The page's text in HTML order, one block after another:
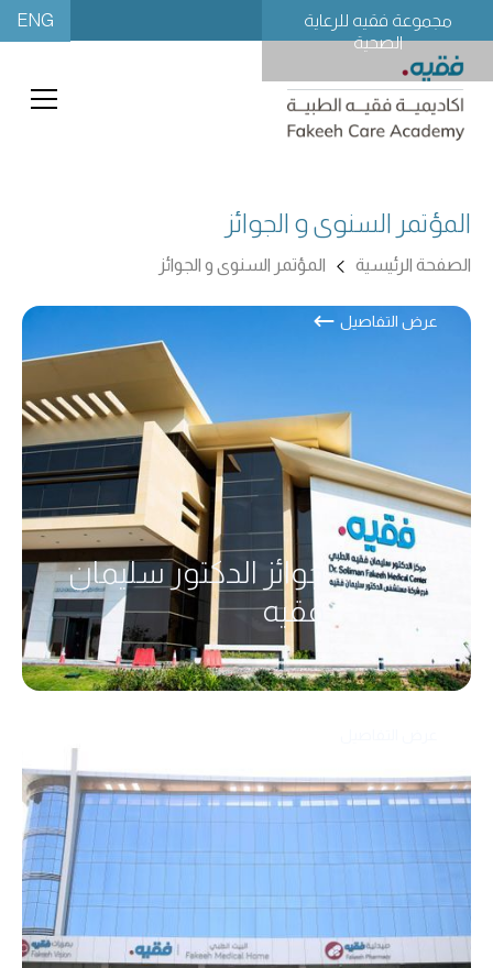
مجموعة فقيه للرعاية
الصحية
ENG
المؤتمر السنوى و الجوائز
الصفحة الرئيسية المؤتمر السنوى و الجوائز
جوائز الدكتور سليمان
فقيه
عرض التفاصيل